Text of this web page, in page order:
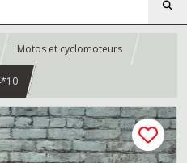
Motos et cyclomoteurs